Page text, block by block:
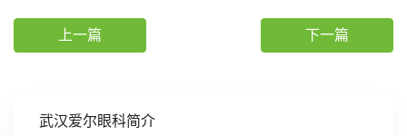
武汉爱尔眼科简介
上一篇 下一篇